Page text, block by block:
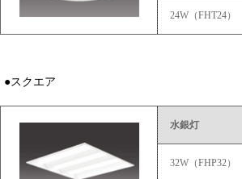
24W（FHT24）
●スクエア
水銀灯
32W（FHP32）